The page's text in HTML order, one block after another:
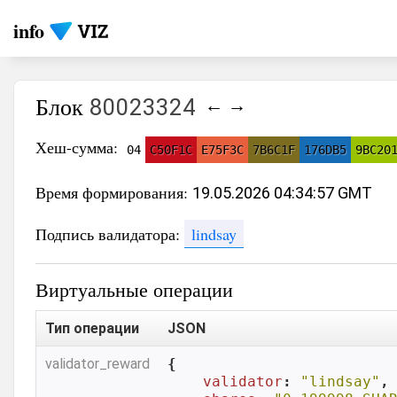
info
Блок 80023324 ← →
Хеш-сумма:
04 C50F1C E75F3C 7B6C1F 176DB5 9BC201
Время формирования: 19.05.2026 04:34:57 GMT
Подпись валидатора: lindsay
Виртуальные операции
Тип операции JSON
validator_reward
{
validator : "lindsay" ,